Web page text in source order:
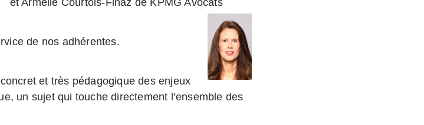
de nos adhérentes.
et très pédagogique des enjeux
un sujet qui touche directement l’ensemble des